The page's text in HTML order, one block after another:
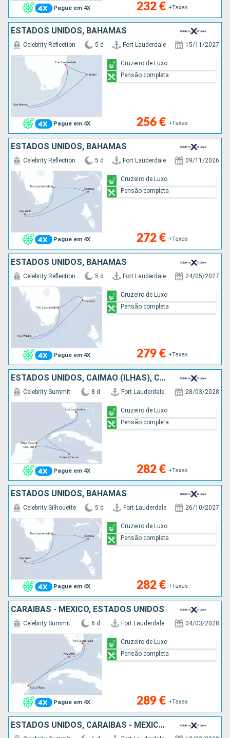
Pague em 4X 232 € +Taxas
ESTADOS UNIDOS, BAHAMAS
Pague em 4X
Celebrity Reflection 5 d Fort Lauderdale 15/11/2027
256 € +Taxas
Cruzeiro de Luxo
Pensão completa
ESTADOS UNIDOS, BAHAMAS
Pague em 4X
Celebrity Reflection 5 d Fort Lauderdale 09/11/2026
272 € +Taxas
Cruzeiro de Luxo
Pensão completa
ESTADOS UNIDOS, BAHAMAS
Pague em 4X
Celebrity Reflection 5 d Fort Lauderdale 24/05/2027
279 € +Taxas
Cruzeiro de Luxo
Pensão completa
ESTADOS UNIDOS, CAIMÃO (ILHAS), CARAIBAS - MEXICO
Pague em 4X
Celebrity Summit 8 d Fort Lauderdale 28/03/2028
282 € +Taxas
Cruzeiro de Luxo
Pensão completa
ESTADOS UNIDOS, BAHAMAS
Pague em 4X
Celebrity Silhouette 5 d Fort Lauderdale 26/10/2027
282 € +Taxas
Cruzeiro de Luxo
Pensão completa
CARAIBAS - MEXICO, ESTADOS UNIDOS
Pague em 4X
Celebrity Summit 6 d Fort Lauderdale 04/03/2028
289 € +Taxas
Cruzeiro de Luxo
Pensão completa
ESTADOS UNIDOS, CARAIBAS - MEXICO, BAHAMAS